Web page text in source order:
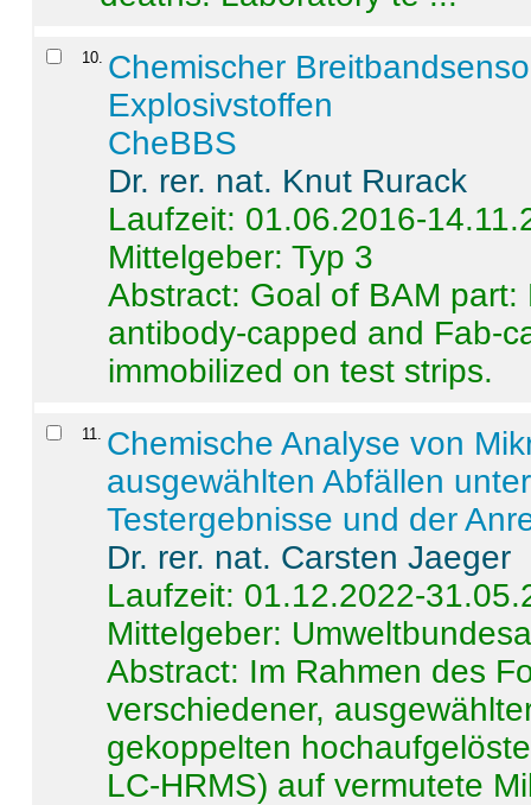
10 Chemischer
Explosivstoffen
CheBBS
Dr. rer. nat. Knut Rurack
Laufzeit: 01.06.2016-
Mittelgeber: Typ 3
Abstract: Goal of BAM
antibody-capped and Fab-
immobilized on test strips.
11
Chemische Analyse von
ausgewählten Abfällen
Testergebnisse und der
Dr. rer. nat. Carsten Jaeger
Laufzeit: 01.12.2022-
Mittelgeber:
Abstract: Im Rahmen des
verschiedener,
gekoppelten
LC-HRMS) auf vermutete